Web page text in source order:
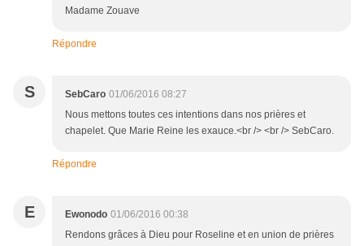
Madame Zouave
Répondre
S SebCaro 01/06/2016 08:27
Nous mettons toutes ces intentions dans nos prières et
chapelet. Que Marie Reine les exauce.<br /> <br /> SebCaro.
Répondre
E Ewonodo 01/06/2016 00:38
Rendons grâces à Dieu pour Roseline et en union de prières